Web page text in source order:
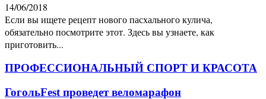
14/06/2018
Если вы ищете рецепт нового пасхального кулича,
обязательно посмотрите этот. Здесь вы узнаете, как
приготовить...
ПРОФЕССИОНАЛЬНЫЙ СПОРТ И КРАСОТА
ГогольFest проведет веломарафон